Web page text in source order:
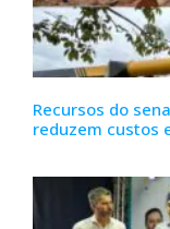
Recursos do
reduzem custos